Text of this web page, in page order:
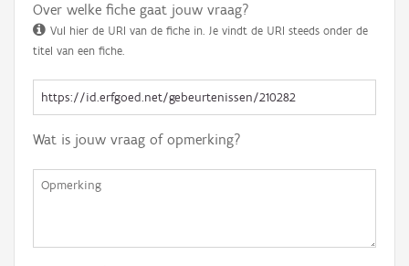
Over welke fiche gaat jouw vraag?
Vul hier de URI van de fiche in. Je vindt de URI steeds onder de
titel van een fiche.
Wat is jouw vraag of opmerking?